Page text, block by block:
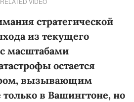
стратегической
из текущего
масштабами
остается
вызывающим
только в Вашингтоне, но